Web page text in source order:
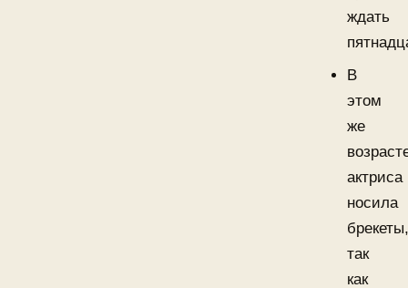
ждать
В
этом
же
актриса
носила
так
как